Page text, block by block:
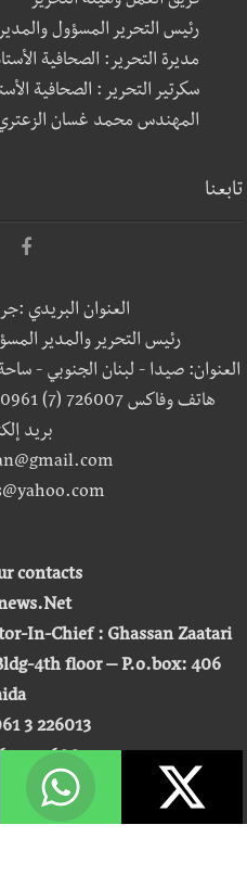
رئيس التحرير المسؤول
مديرة التحرير: الصحافية
سكرتير التحرير : الصحافية
المهندس محمد غسان
تابعنا
العنوان البريدي
رئيس التحرير والمدير
العنوان: صيدا - لبنان الجنوبي - ساحة
هاتف وفاكس 726007 (7) 00961 - خليوي 226013 (3) 00961
بريد
contacts
In-Chief : Ghassan Zaatari
4th floor – P.o.box: 406
3 226013
7 726007